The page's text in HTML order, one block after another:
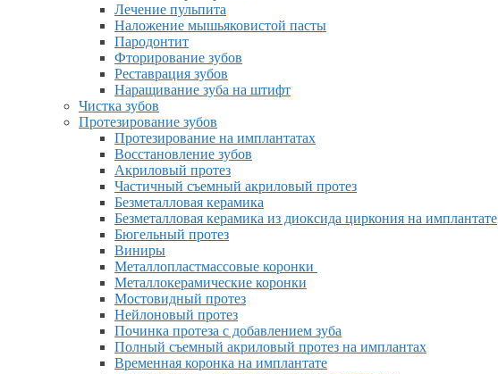
Лечение пульпита
Наложение мышьяковистой пасты
Пародонтит
Фторирование зубов
Реставрация зубов
Наращивание зуба на штифт
Чистка зубов
Протезирование зубов
Протезирование на имплантатах
Восстановление зубов
Акриловый протез
Частичный съемный акриловый протез
Безметалловая керамика
Безметалловая керамика из диоксида циркония на имплантате
Бюгельный протез
Виниры
Металлопластмассовые коронки
Металлокерамические коронки
Мостовидный протез
Нейлоновый протез
Починка протеза с добавлением зуба
Полный съемный акриловый протез на имплантах
Временная коронка на имплантате